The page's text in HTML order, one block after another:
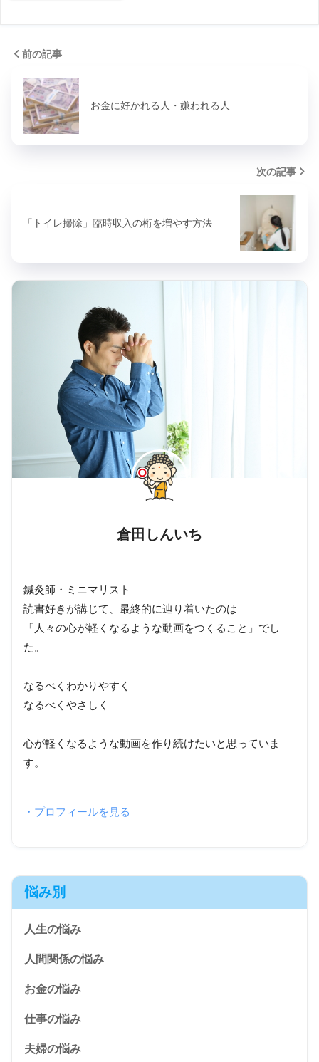
前の記事
お金に好かれる人・嫌われる人
次の記事
「トイレ掃除」臨時収入の桁を増やす方法
倉田しんいち
鍼灸師・ミニマリスト
読書好きが講じて、最終的に辿り着いたのは
「人々の心が軽くなるような動画をつくること」でし
た。
なるべくわかりやすく
なるべくやさしく
心が軽くなるような動画を作り続けたいと思っていま
す。
・プロフィールを見る
悩み別
人生の悩み
人間関係の悩み
お金の悩み
仕事の悩み
夫婦の悩み